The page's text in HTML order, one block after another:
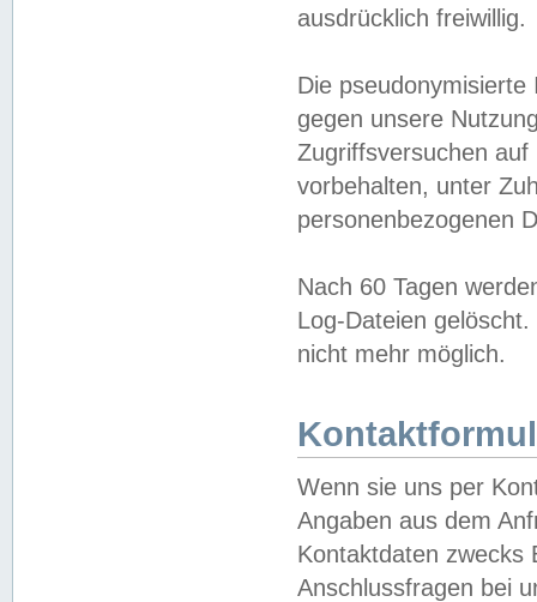
ausdrücklich freiwillig.
Die
gegen unsere
Zugriffsversuchen
vorbehalten, unter
personenbezogenen
Nach 60 Tagen
Log-Dateien
nicht mehr möglich.
Wenn sie uns per
Angaben aus dem
Kontaktdaten zwecks
Anschlussfragen bei